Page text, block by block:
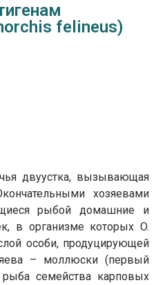
felineus)
двуустка, вызывающая
хозяевами
рыбой домашние и
в организме которых O.
особи, продуцирующей
– моллюски (первый
семейства карповых